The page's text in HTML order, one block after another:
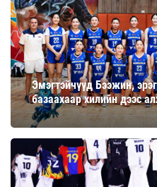
Эмэгтэйчүүд Бээжин,
базаахаар хилийн дээс